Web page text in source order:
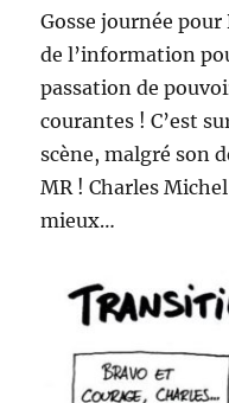
Gosse journée
de l’information
passation de
courantes ! C’est
scène, malgré son
MR ! Charles
mieux…